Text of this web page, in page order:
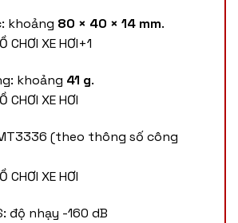
khoảng 80 × 40 × 14 mm.
CHƠI XE HƠI+1
khoảng 41 g.
CHƠI XE HƠI
(theo thông số công
CHƠI XE HƠI
độ nhạy ­-160 dB